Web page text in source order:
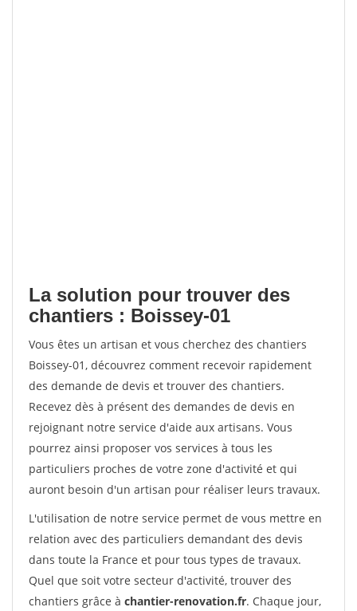
La solution pour trouver des
chantiers : Boissey-01
Vous êtes un artisan et vous cherchez des chantiers
Boissey-01, découvrez comment recevoir rapidement
des demande de devis et trouver des chantiers.
Recevez dès à présent des demandes de devis en
rejoignant notre service d'aide aux artisans. Vous
pourrez ainsi proposer vos services à tous les
particuliers proches de votre zone d'activité et qui
auront besoin d'un artisan pour réaliser leurs travaux.
L'utilisation de notre service permet de vous mettre en
relation avec des particuliers demandant des devis
dans toute la France et pour tous types de travaux.
Quel que soit votre secteur d'activité, trouver des
chantiers grâce à chantier-renovation.fr. Chaque jour,